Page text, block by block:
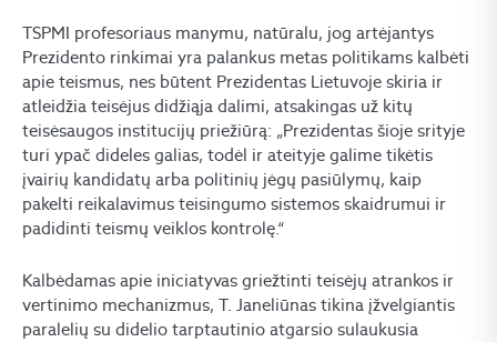
TSPMI profesoriaus manymu, natūralu, jog artėjantys
Prezidento rinkimai yra palankus metas politikams kalbėti
apie teismus, nes būtent Prezidentas Lietuvoje skiria ir
atleidžia teisėjus didžiąja dalimi, atsakingas už kitų
teisėsaugos institucijų priežiūrą: „Prezidentas šioje srityje
turi ypač dideles galias, todėl ir ateityje galime tikėtis
įvairių kandidatų arba politinių jėgų pasiūlymų, kaip
pakelti reikalavimus teisingumo sistemos skaidrumui ir
padidinti teismų veiklos kontrolę.“
Kalbėdamas apie iniciatyvas griežtinti teisėjų atrankos ir
vertinimo mechanizmus, T. Janeliūnas tikina įžvelgiantis
paralelių su didelio tarptautinio atgarsio sulaukusia